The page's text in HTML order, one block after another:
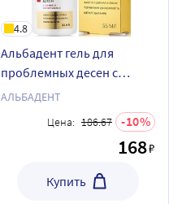
4.8
Альбадент гель для
проблемных десен с
мумие и неовитином 55 мл
АЛЬБАДЕНТ
Цена: 186.67 10
168₽
Купить